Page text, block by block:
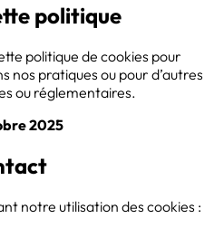
politique
politique de cookies pour
nos pratiques ou pour d’autres
ou réglementaires.
2025
notre utilisation des cookies :